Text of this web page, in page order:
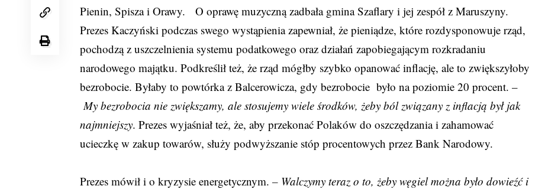
Pienin, Spisza i Orawy. O oprawę muzyczną zadbała gmina Szaflary i jej zespół z Maruszyny.
Prezes Kaczyński podczas swego wystąpienia zapewniał, że pieniądze, które rozdysponowuje rząd,
pochodzą z uszczelnienia systemu podatkowego oraz działań zapobiegającym rozkradaniu
narodowego majątku. Podkreślił też, że rząd mógłby szybko opanować inflację, ale to zwiększyłoby
bezrobocie. Byłaby to powtórka z Balcerowicza, gdy bezrobocie było na poziomie 20 procent. –
My bezrobocia nie zwiększamy, ale stosujemy wiele środków, żeby ból związany z inflacją był jak
najmniejszy. Prezes wyjaśniał też, że, aby przekonać Polaków do oszczędzania i zahamować
ucieczkę w zakup towarów, służy podwyższanie stóp procentowych przez Bank Narodowy.
Prezes mówił i o kryzysie energetycznym.– Walczymy teraz o to, żeby węgiel można było dowieźć i